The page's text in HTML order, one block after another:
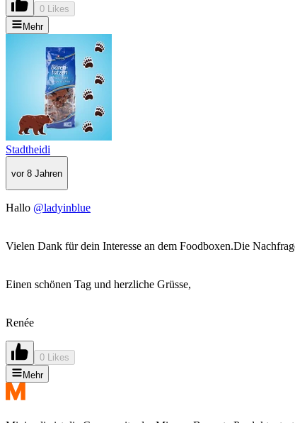
0 Likes
Mehr
Stadtheidi
vor 8 Jahren
Hallo @ladyinblue
Vielen Dank für dein Interesse an dem Foodboxen.Die
Einen schönen Tag und herzliche Grüsse,
Renée
0 Likes
Mehr